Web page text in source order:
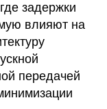
задержки
влияют на
передачей